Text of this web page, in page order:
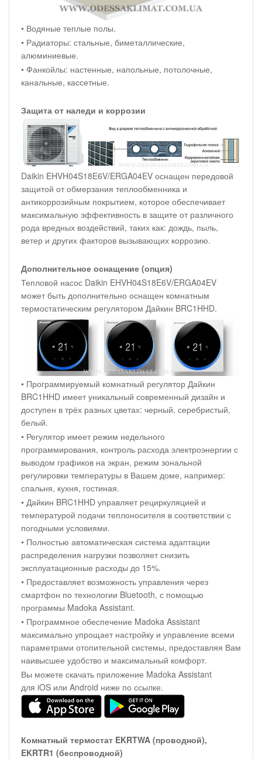
• Водяные теплые полы.
• Радиаторы: стальные, биметаллические,
алюминиевые.
• Фанкойлы: настенные, напольные, потолочные,
канальные, кассетные.
Защита от наледи и коррозии
Daikin EHVH04S18E6V/ERGA04EV оснащен передовой
защитой от обмерзания теплообменника и
антикоррозийным покрытием, которое обеспечивает
максимальную эффективность в защите от различного
рода вредных воздействий, таких как: дождь, пыль,
ветер и других факторов вызывающих коррозию.
Дополнительное оснащение (опция)
Тепловой насос Daikin EHVH04S18E6V/ERGA04EV
может быть дополнительно оснащен комнатным
термостатическим регулятором Дайкин BRC1HHD.
• Программируемый комнатный регулятор Дайкин
BRC1HHD имеет уникальный современный дизайн и
доступен в трёх разных цветах: черный, серебристый,
белый.
• Регулятор имеет режим недельного
программирования, контроль расхода электроэнергии с
выводом графиков на экран, режим зональной
регулировки температуры в Вашем доме, например:
спальня, кухня, гостиная.
• Дайкин BRC1HHD управляет рециркуляцией и
температурой подачи теплоносителя в соответствии с
погодными условиями.
• Полностью автоматическая система адаптации
распределения нагрузки позволяет снизить
эксплуатационные расходы до 15%.
• Предоставляет возможность управления через
смартфон по технологии Bluetooth, с помощью
программы Madoka Assistant.
• Программное обеспечение Madoka Assistant
максимально упрощает настройку и управление всеми
параметрами отопительной системы, предоставляя Вам
наивысшее удобство и максимальный комфорт.
Вы можете скачать приложение Madoka Assistant
для iOS или Android ниже по ссылке.
Комнатный термостат EKRTWA (проводной),
EKRTR1 (беспроводной)